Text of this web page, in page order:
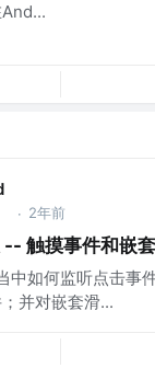
· 2年前
触摸事件和嵌
中如何监听点击事
并对嵌套滑...